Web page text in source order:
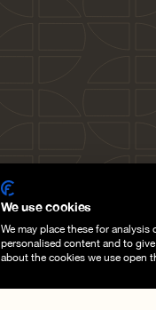
We use cookies
We may place these for
personalised content and to
about the cookies we use open